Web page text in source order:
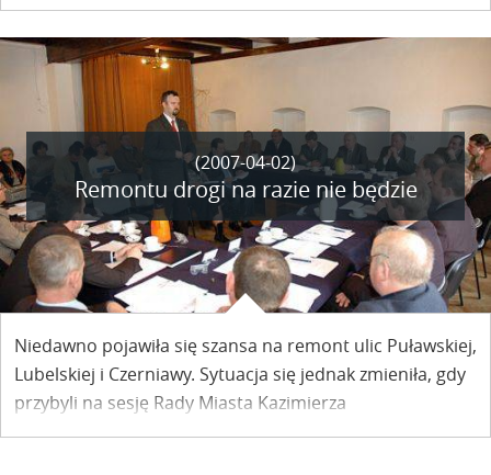
Lubelskim Ośrodkiem Doradztwa Rolniczego w
Końskowoli, Stowarzyszeniem „EkoLubelszczyzna” oraz
Lubelskim Związkiem Stowarzyszeń Agroturystycznych.
(2007-04-02)
Remontu drogi na razie nie będzie
Niedawno pojawiła się szansa na remont ulic Puławskiej,
Lubelskiej i Czerniawy. Sytuacja się jednak zmieniła, gdy
przybyli na sesję Rady Miasta Kazimierza
przedstawiciele Powiatu Puławskiego przedstawili